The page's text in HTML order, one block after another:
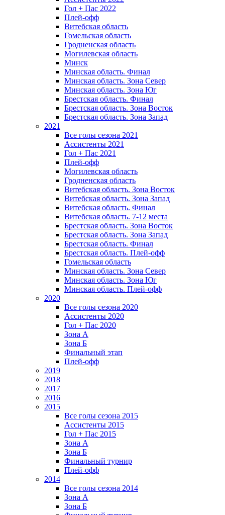
Гол + Пас 2022
Плей-офф
Витебская область
Гомельская область
Гродненская область
Могилевская область
Минск
Mинская область. Финал
Минская область. Зона Север
Минская область. Зона Юг
Брестская область. Финал
Брестская область. Зона Восток
Брестская область. Зона Запад
2021
Все голы сезона 2021
Ассистенты 2021
Гол + Пас 2021
Плей-офф
Могилевская область
Гродненская область
Витебская область. Зона Восток
Витебская область. Зона Запад
Витебская область. Финал
Витебская область. 7-12 места
Брестская область. Зона Восток
Брестская область. Зона Запад
Брестская область. Финал
Брестская область. Плей-офф
Гомельская область
Минская область. Зона Север
Минская область. Зона Юг
Минская область. Плей-офф
2020
Все голы сезона 2020
Ассистенты 2020
Гол + Пас 2020
Зона А
Зона Б
Финальный этап
Плей-офф
2019
2018
2017
2016
2015
Все голы сезона 2015
Ассистенты 2015
Гол + Пас 2015
Зона А
Зона Б
Финальный турнир
Плей-офф
2014
Все голы сезона 2014
Зона А
Зона Б